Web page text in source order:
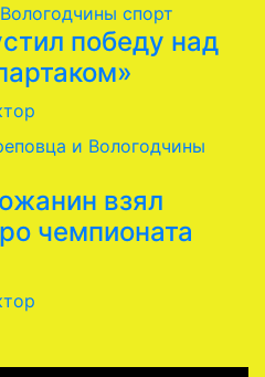
спорт
победу над
и Вологодчины
взял
чемпионата